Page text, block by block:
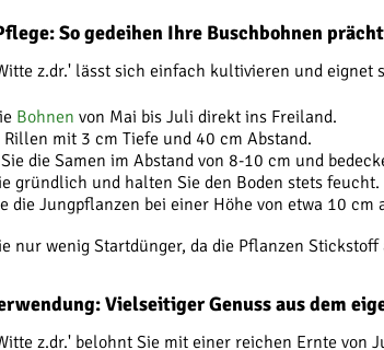
So gedeihen Ihre Buschbohnen
z.dr.' lässt sich einfach kultivieren und
Bohnen von Mai bis Juli direkt ins Freiland.
Rillen mit 3 cm Tiefe und 40 cm Abstand.
die Samen im Abstand von 8-10 cm und
gründlich und halten Sie den Boden stets feucht.
die Jungpflanzen bei einer Höhe von etwa 10 cm
nur wenig Startdünger, da die Pflanzen
Vielseitiger Genuss aus dem
z.dr.' belohnt Sie mit einer reichen Ernte von